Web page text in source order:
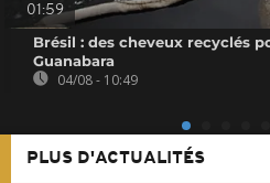
01:59
Brésil : des cheveux recyclés
Guanabara
04/08 - 10:49
PLUS D'ACTUALITÉS